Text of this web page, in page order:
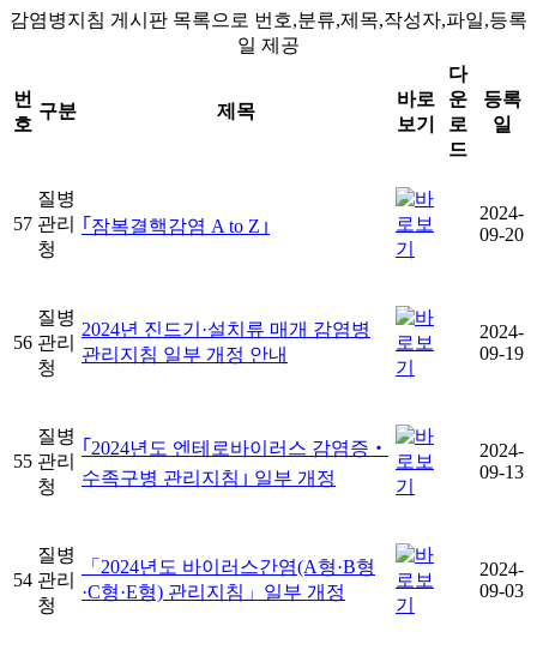
감염병지침 게시판 목록으로 번호,분류,제목,작성자,파일,등록
일 제공
번
호
구분 제목
바로
보기
다
운
로
드
등록
일
57
질병
관리
청
｢잠복결핵감염 A to Z｣
2024-
09-20
56
질병
관리
청
2024년 진드기·설치류 매개 감염병
관리지침 일부 개정 안내
2024-
09-19
55
질병
관리
청
｢2024년도 엔테로바이러스 감염증‧
수족구병 관리지침｣ 일부 개정
2024-
09-13
54
질병
관리
청
「2024년도 바이러스간염(A형·B형
·C형·E형) 관리지침」일부 개정
2024-
09-03